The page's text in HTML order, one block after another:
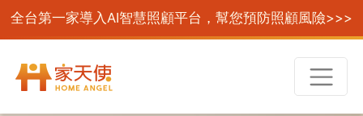
全台第一家導入AI智慧照顧平台，幫您預防照顧風險>>>